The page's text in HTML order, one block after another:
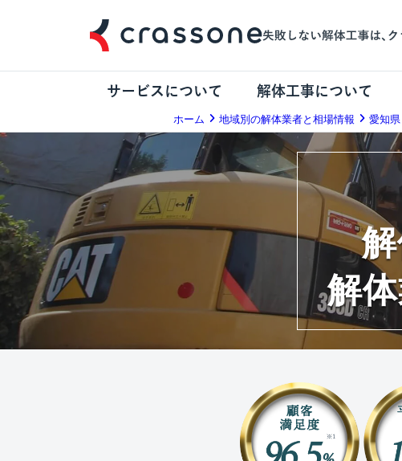
サービスについて 解体工事について
ホーム 地域別の解体業者と相場情報 愛知県
解